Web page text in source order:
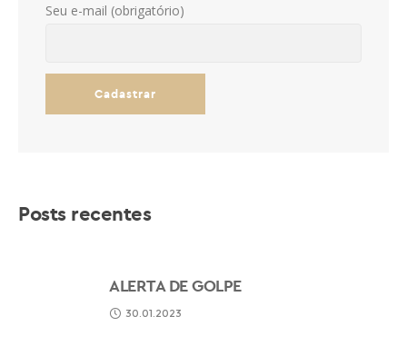
Seu e-mail (obrigatório)
Posts recentes
ALERTA DE GOLPE
30.01.2023